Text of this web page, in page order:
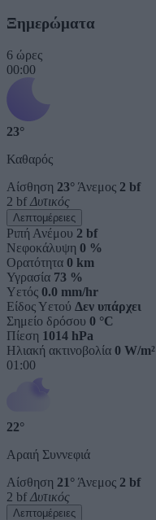
Ξημερώματα
6 ώρες
00:00
23°
Καθαρός
Αίσθηση 23° Άνεμος 2 bf
2 bf Δυτικός
Λεπτομέρειες
Ριπή Ανέμου 2 bf
Νεφοκάλυψη 0 %
Ορατότητα 0 km
Υγρασία 73 %
Υετός 0.0 mm/hr
Είδος Υετού Δεν υπάρχει
Σημείο δρόσου 0 °C
Πίεση 1014 hPa
Ηλιακή ακτινοβολία 0 W/m²
01:00
22°
Αραιή Συννεφιά
Αίσθηση 21° Άνεμος 2 bf
2 bf Δυτικός
Λεπτομέρειες